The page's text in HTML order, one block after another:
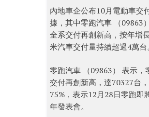
內地車企公布10月電動車交
據，其中零跑汽車 （09863
全系交付再創新高，按年增
米汽車交付量持續超過4萬台
零跑汽車 （09863） 表示，
交付再創新高，達70327台
75%，表示12月28日零跑即
年發表會。